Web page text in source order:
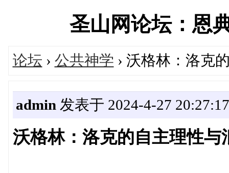
圣山网论坛：恩
论坛 › 公共神学 › 沃格林：洛克
admin 发表于 2024-4-27 20:27:17
沃格林：洛克的自主理性与